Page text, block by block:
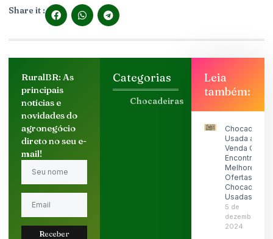
Share it :
RuralBR: As
principais
notícias e
novidades do
agronegócio
direto no seu e-
mail!
Receber
Categorias
Chocadeiras
Leia
também:
Chocadeira
Usada a
Venda OLX:
Encontre as
Melhores
Ofertas de
Chocadeiras
Usadas
5 de
dezembro de
2024